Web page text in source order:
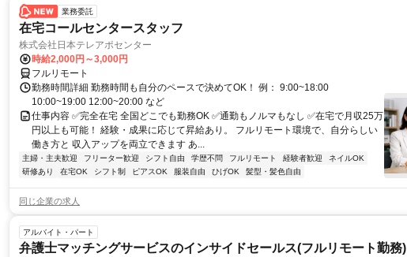
業務委託
在宅コールセンタースタッフ
株式会社日本テレアポセンター
時給2,000円～3,000円
フルリモート
勤務時間詳細 勤務時間も自分のペースで決めてOK！ 例： 9:00~18:00
10:00~19:00 12:00~20:00 など
仕事内容 ✅完全在宅 全国どこでも勤務OK ✅通勤もノルマもなし ✅在宅で月収25万
円以上も可能！ 経験・成果に応じて昇給あり。 フルリモート環境で、自分らしい
働き方と 収入アップを両立できます あ...
主婦・主夫歓迎 フリーター歓迎 シフト自由 学歴不問 フルリモート 経験者歓迎
ネイルOK
研修あり
在宅OK シフト制 ピアスOK 服装自由 ひげOK 髪型・髪色自由
同じ企業の求人
アルバイト・パート
弁護士マッチングサービスのインサイドセールス(フルリモート勤務)